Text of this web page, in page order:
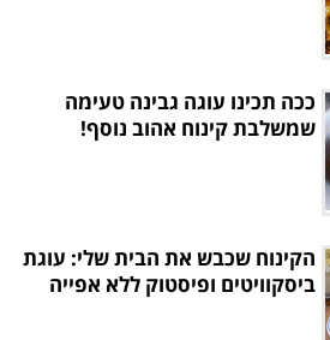
ככה תכינו עוגה גבינה טעימה
שמשלבת קינוח אהוב נוסף!
הקינוח שכבש את הבית שלי: עוגת
ביסקוויטים ופיסטוק ללא אפייה